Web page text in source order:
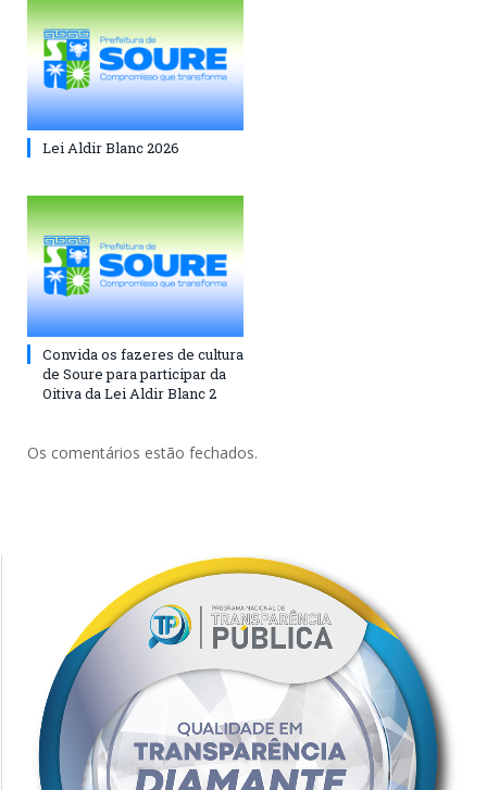
Lei Aldir Blanc 2026
Convida os fazeres de cultura
de Soure para participar da
Oitiva da Lei Aldir Blanc 2
Os comentários estão fechados.